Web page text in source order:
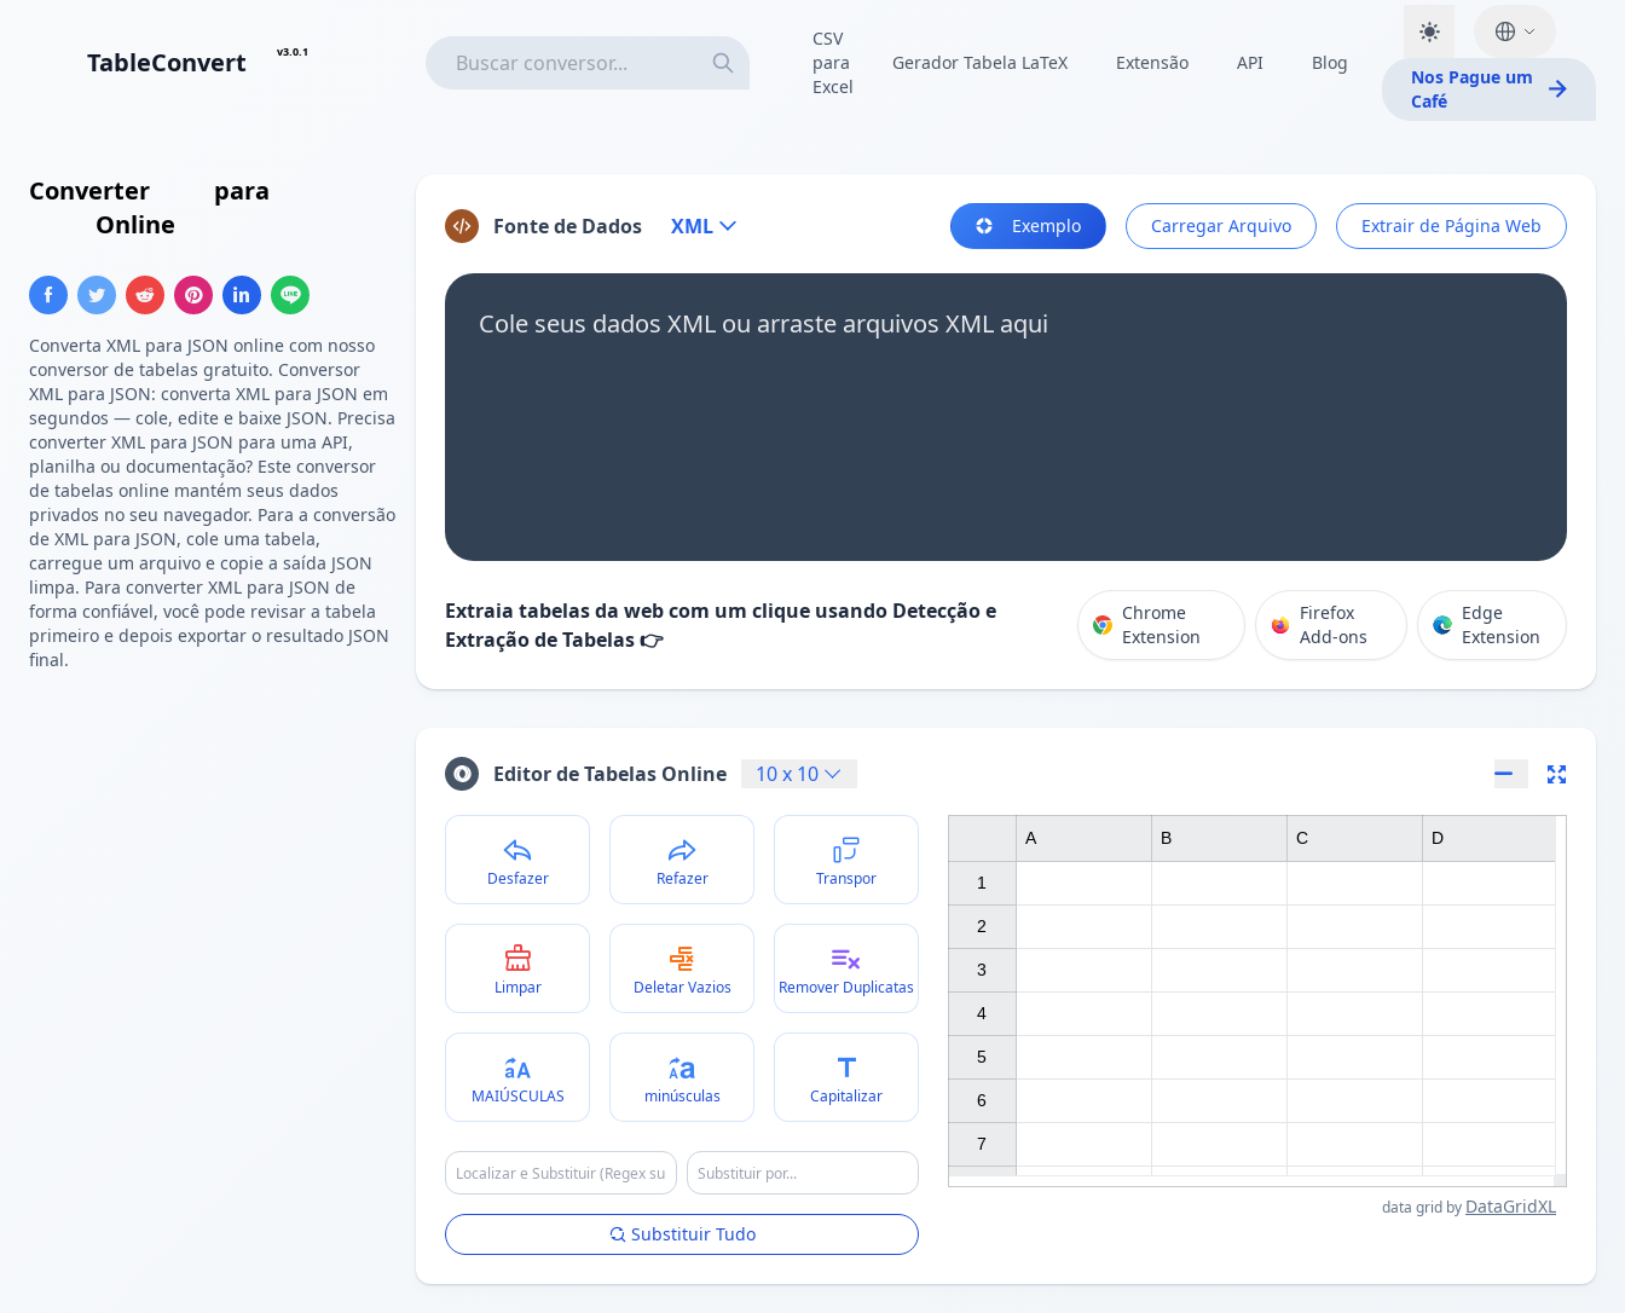
TableConvert v3.0.1
CSV
para
Excel
Gerador Tabela LaTeX Extensão API Blog
Nos Pague um
Café
Converter para
Online
Converta XML para JSON online com nosso
conversor de tabelas gratuito. Conversor
XML para JSON: converta XML para JSON em
segundos — cole, edite e baixe JSON. Precisa
converter XML para JSON para uma API,
planilha ou documentação? Este conversor
de tabelas online mantém seus dados
privados no seu navegador. Para a conversão
de XML para JSON, cole uma tabela,
carregue um arquivo e copie a saída JSON
limpa. Para converter XML para JSON de
forma confiável, você pode revisar a tabela
primeiro e depois exportar o resultado JSON
final.
Fonte de Dados XML Exemplo Carregar Arquivo Extrair de Página Web
Cole seus dados XML ou arraste arquivos XML aqui
Extraia tabelas da web com um clique usando Detecção e
Extração de Tabelas 👉
Chrome
Extension
Firefox
Add-ons
Edge
Extension
Editor de Tabelas Online 10x 10
Desfazer Refazer Transpor
Limpar Deletar Vazios Remover Duplicatas
MAIÚSCULAS minúsculas Capitalizar
Substituir Tudo
data grid by DataGridXL
1
2
3
4
5
6
7
A B C D